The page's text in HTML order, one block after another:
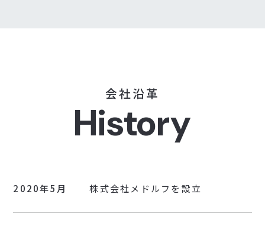
会社沿革
History
2020年5月 株式会社メドルフを設立